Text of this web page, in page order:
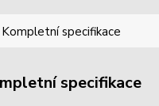
Kompletní specifikace
specifikace